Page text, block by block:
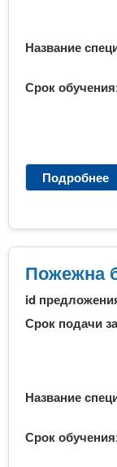
т
к
в
я
Название
Срок
Подробнее
Б
х
г
а
л
т
е
З
С
о
Пожежна
id
Срок подачи
Название
Срок